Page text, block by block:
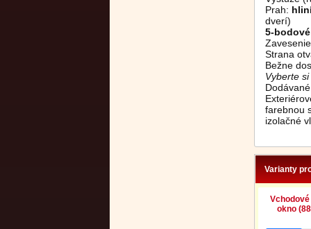
Prah:
dverí)
5-
Strana
Bežne
Vyberte
farebnou
izolačné
Varianty
okno